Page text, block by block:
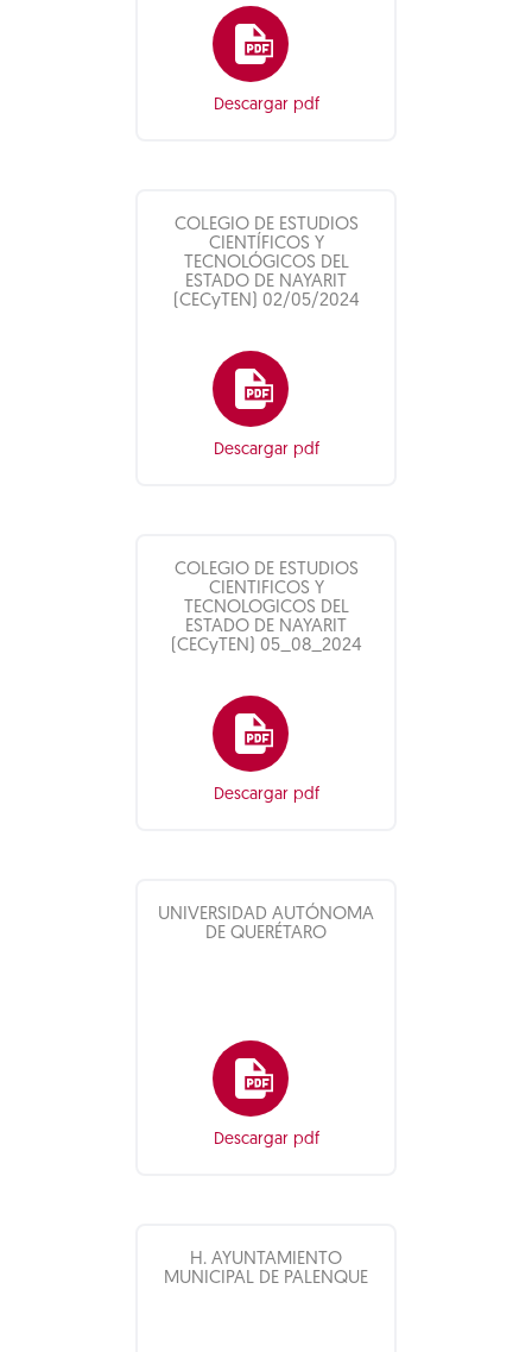
Descargar pdf
COLEGIO DE ESTUDIOS
CIENTÍFICOS Y
TECNOLÓGICOS DEL
ESTADO DE NAYARIT
(CECyTEN) 02/05/2024
Descargar pdf
COLEGIO DE ESTUDIOS
CIENTIFICOS Y
TECNOLOGICOS DEL
ESTADO DE NAYARIT
(CECyTEN) 05_08_2024
Descargar pdf
UNIVERSIDAD AUTÓNOMA
DE QUERÉTARO
Descargar pdf
H. AYUNTAMIENTO
MUNICIPAL DE PALENQUE